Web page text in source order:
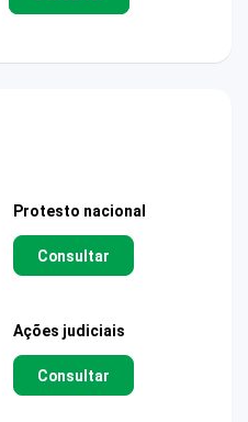
Protesto nacional
Consultar
Ações judiciais
Consultar